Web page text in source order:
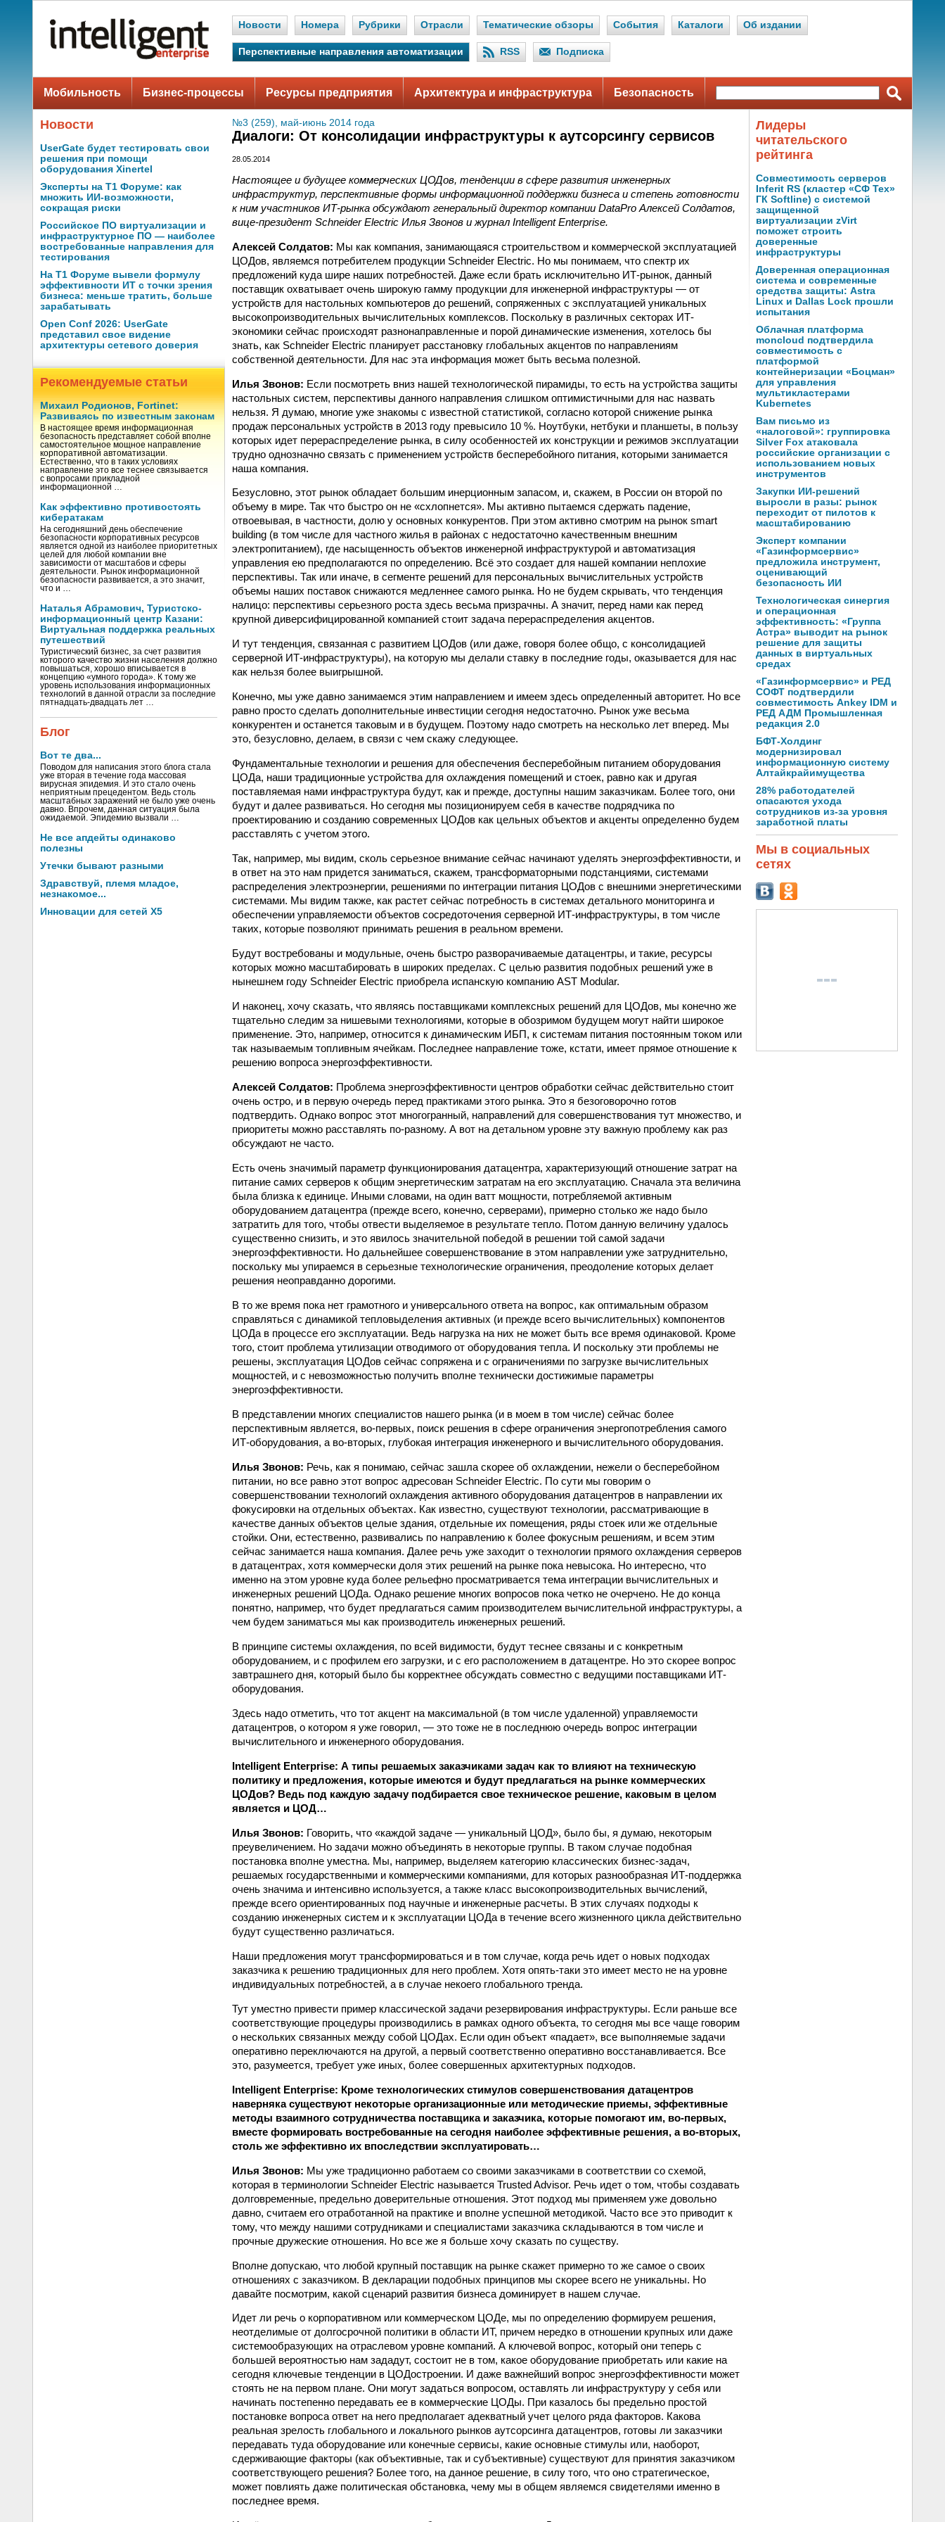
Новости Номера Рубрики Отрасли Тематические обзоры События Каталоги Об издании
Перспективные направления автоматизации RSS Подписка
Мобильность Бизнес-процессы Ресурсы предприятия Архитектура и инфраструктура Безопасность
Новости
UserGate будет тестировать свои
решения при помощи
оборудования Xinertel
Эксперты на Т1 Форуме: как
множить ИИ-возможности,
сокращая риски
Российское ПО виртуализации и
инфраструктурное ПО — наиболее
востребованные направления для
тестирования
На Т1 Форуме вывели формулу
эффективности ИТ с точки зрения
бизнеса: меньше тратить, больше
зарабатывать
Open Conf 2026: UserGate
представил свое видение
архитектуры сетевого доверия
Рекомендуемые статьи
Михаил Родионов, Fortinet:
Развиваясь по известным законам
В настоящее время информационная
безопасность представляет собой вполне
самостоятельное мощное направление
корпоративной автоматизации.
Естественно, что в таких условиях
направление это все теснее связывается
с вопросами прикладной
информационной …
Как эффективно противостоять
кибератакам
На сегодняшний день обеспечение
безопасности корпоративных ресурсов
является одной из наиболее приоритетных
целей для любой компании вне
зависимости от масштабов и сферы
деятельности. Рынок информационной
безопасности развивается, а это значит,
что и …
Наталья Абрамович, Туристско-
информационный центр Казани:
Виртуальная поддержка реальных
путешествий
Туристический бизнес, за счет развития
которого качество жизни населения должно
повышаться, хорошо вписывается в
концепцию «умного города». К тому же
уровень использования информационных
технологий в данной отрасли за последние
пятнадцать-двадцать лет …
Блог
Вот те два...
Поводом для написания этого блога стала
уже вторая в течение года массовая
вирусная эпидемия. И это стало очень
неприятным прецедентом. Ведь столь
масштабных заражений не было уже очень
давно. Впрочем, данная ситуация была
ожидаемой. Эпидемию вызвали …
Не все апдейты одинаково
полезны
Утечки бывают разными
Здравствуй, племя младое,
незнакомое...
Инновации для сетей X5
№3 (259), май-июнь 2014 года
Диалоги: От консолидации инфраструктуры к аутсорсингу сервисов
28.05.2014
Настоящее и будущее коммерческих ЦОДов, тенденции в сфере развития инженерных
инфраструктур, перспективные формы информационной поддержки бизнеса и степень готовности
к ним участников ИТ-рынка обсуждают генеральный директор компании DataPro Алексей Солдатов,
вице-президент Schneider Electric Илья Звонов и журнал Intelligent Enterprise.
Алексей Солдатов: Мы как компания, занимающаяся строительством и коммерческой эксплуатацией
ЦОДов, являемся потребителем продукции Schneider Electric. Но мы понимаем, что спектр их
предложений куда шире наших потребностей. Даже если брать исключительно ИТ-рынок, данный
поставщик охватывает очень широкую гамму продукции для инженерной инфраструктуры — от
устройств для настольных компьютеров до решений, сопряженных с эксплуатацией уникальных
высокопроизводительных вычислительных комплексов. Поскольку в различных секторах ИТ-
экономики сейчас происходят разнонаправленные и порой динамические изменения, хотелось бы
знать, как Schneider Electric планирует расстановку глобальных акцентов по направлениям
собственной деятельности. Для нас эта информация может быть весьма полезной.
Илья Звонов: Если посмотреть вниз нашей технологической пирамиды, то есть на устройства защиты
настольных систем, перспективы данного направления слишком оптимистичными для нас назвать
нельзя. Я думаю, многие уже знакомы с известной статистикой, согласно которой снижение рынка
продаж персональных устройств в 2013 году превысило 10 %. Ноутбуки, нетбуки и планшеты, в пользу
которых идет перерас­пределение рынка, в силу особенностей их конструкции и режимов эксплуатации
трудно однозначно связать с применением устройств бесперебойного питания, которыми занимается
наша компания.
Безусловно, этот рынок обладает большим инерционным запасом, и, скажем, в России он второй по
объему в мире. Так что быстро он не «схлопнется». Мы активно пытаемся сдержать падение,
отвоевывая, в частности, долю у основных конкурентов. При этом активно смотрим на рынок smart
building (в том числе для частного жилья в районах с недостаточно качественным внешним
электропитанием), где насыщенность объектов инженерной инфраструктурой и автоматизация
управления ею предполагаются по определению. Всё это создает для нашей компании неплохие
перспективы. Так или иначе, в сегменте решений для персональных вычислительных устройств
объемы наших поставок снижаются медленнее самого рынка. Но не будем скрывать, что тенденция
налицо: перспективы серьезного роста здесь весьма призрачны. А значит, перед нами как перед
крупной диверсифицированной компанией стоит задача перераспределения акцентов.
И тут тенденция, связанная с развитием ЦОДов (или даже, говоря более общо, с консолидацией
серверной ИТ-инфраструктуры), на которую мы делали ставку в последние годы, оказывается для нас
как нельзя более выигрышной.
Конечно, мы уже давно занимаемся этим направлением и имеем здесь определенный авторитет. Но все
равно просто сделать дополнительные инвестиции сегодня недостаточно. Рынок уже весьма
конкурентен и останется таковым и в будущем. Поэтому надо смотреть на несколько лет вперед. Мы
это, безусловно, делаем, в связи с чем скажу следующее.
Фундаментальные технологии и решения для обеспечения бесперебойным питанием оборудования
ЦОДа, наши традиционные устройства для охлаждения помещений и стоек, равно как и другая
поставляемая нами инфраструктура будут, как и прежде, доступны нашим заказчикам. Более того, они
будут и далее развиваться. Но сегодня мы позиционируем себя в качестве подрядчика по
проектированию и созданию современных ЦОДов как цельных объектов и акценты определенно будем
расставлять с учетом этого.
Так, например, мы видим, сколь серьезное внимание сейчас начинают уделять энергоэффективности, и
в ответ на это нам придется заниматься, скажем, трансформаторными подстанциями, системами
распределения электроэнергии, решениями по интеграции питания ЦОДов с внешними энергетическими
системами. Мы видим также, как растет сейчас потребность в системах детального мониторинга и
обеспечении управляемости объектов сосредоточения серверной ИТ-инфраструктуры, в том числе
таких, которые позволяют принимать решения в реальном времени.
Будут востребованы и модульные, очень быстро разворачиваемые датацентры, и такие, ресурсы
которых можно масштабировать в широких пределах. С целью развития подобных решений уже в
нынешнем году Schneider Electric приобрела испанскую компанию AST Modular.
И наконец, хочу сказать, что являясь поставщиками комплексных решений для ЦОДов, мы конечно же
тщательно следим за нишевыми технологиями, которые в обозримом будущем могут найти широкое
применение. Это, например, относится к динамическим ИБП, к системам питания постоянным током или
так называемым топливным ячейкам. Последнее направление тоже, кстати, имеет прямое отношение к
решению вопроса энергоэффективности.
Алексей Солдатов: Проблема энергоэффективности центров обработки сейчас действительно стоит
очень остро, и в первую очередь перед практиками этого рынка. Это я безоговорочно готов
подтвердить. Однако вопрос этот многогранный, направлений для совершенствования тут множество, и
приоритеты можно расставлять по-разному. А вот на детальном уровне эту важную проблему как раз
обсуждают не часто.
Есть очень значимый параметр функционирования датацентра, характеризующий отношение затрат на
питание самих серверов к общим энергетическим затратам на его эксплуатацию. Сначала эта величина
была близка к единице. Иными словами, на один ватт мощности, потребляемой активным
оборудованием датацентра (прежде всего, конечно, серверами), примерно столько же надо было
затратить для того, чтобы отвести выделяемое в результате тепло. Потом данную величину удалось
существенно снизить, и это явилось значительной победой в решении той самой задачи
энергоэффективности. Но дальнейшее совершенствование в этом направлении уже затруднительно,
поскольку мы упираемся в серьезные технологические ограничения, преодоление которых делает
решения неоправданно дорогими.
В то же время пока нет грамотного и универсального ответа на вопрос, как оптимальным образом
справляться с динамикой тепловыделения активных (и прежде всего вычислительных) компонентов
ЦОДа в процессе его эксплуатации. Ведь нагрузка на них не может быть все время одинаковой. Кроме
того, стоит проблема утилизации отводимого от оборудования тепла. И поскольку эти проблемы не
решены, эксплуатация ЦОДов сейчас сопряжена и с ограничениями по загрузке вычислительных
мощностей, и с невозможностью получить вполне технически достижимые параметры
энергоэффективности.
В представлении многих специалистов нашего рынка (и в моем в том числе) сейчас более
перспективным является, во-первых, поиск решения в сфере ограничения энергопотребления самого
ИТ-оборудования, а во-вторых, глубокая интеграция инженерного и вычислительного оборудования.
Илья Звонов: Речь, как я понимаю, сейчас зашла скорее об охлаждении, нежели о бесперебойном
питании, но все равно этот вопрос адресован Schneider Electric. По сути мы говорим о
совершенствовании технологий охлаждения активного оборудования датацентров в направлении их
фокусировки на отдельных объектах. Как известно, существуют технологии, рассматривающие в
качестве данных объектов целые здания, отдельные их помещения, ряды стоек или же отдельные
стойки. Они, естественно, развивались по направлению к более фокусным решениям, и всем этим
сейчас занимается наша компания. Далее речь уже заходит о технологии прямого охлаждения серверов
в датацентрах, хотя коммерчески доля этих решений на рынке пока невысока. Но интересно, что
именно на этом уровне куда более рельефно просматривается тема интеграции вычислительных и
инженерных решений ЦОДа. Однако решение многих вопросов пока четко не очерчено. Не до конца
понятно, например, что будет предлагаться самим производителем вычислительной инфраструктуры, а
чем будем заниматься мы как производитель инженерных решений.
В принципе системы охлаждения, по всей видимости, будут теснее связаны и с конкретным
оборудованием, и с профилем его загрузки, и с его расположением в датацентре. Но это скорее вопрос
завтрашнего дня, который было бы корректнее обсуждать совместно с ведущими поставщиками ИТ-
оборудования.
Здесь надо отметить, что тот акцент на максимальной (в том числе удаленной) управляемости
датацентров, о котором я уже говорил, — это тоже не в последнюю очередь вопрос интеграции
вычислительного и инженерного оборудования.
Intelligent Enterprise: А типы решаемых заказчиками задач как то влияют на техническую
политику и предложения, которые имеются и будут предлагаться на рынке коммерческих
ЦОДов? Ведь под каждую задачу подбирается свое техническое решение, каковым в целом
является и ЦОД…
Илья Звонов: Говорить, что «каждой задаче — уникальный ЦОД», было бы, я думаю, некоторым
преувеличением. Но задачи можно объединять в некоторые группы. В таком случае подобная
постановка вполне уместна. Мы, например, выделяем категорию классических бизнес-задач,
решаемых государственными и коммерческими компаниями, для которых разнообразная ИТ-поддержка
очень значима и интенсивно используется, а также класс высокопроизводительных вычислений,
прежде всего ориентированных под научные и инженерные расчеты. В этих случаях подходы к
созданию инженерных систем и к эксплуатации ЦОДа в течение всего жизненного цикла действительно
будут существенно различаться.
Наши предложения могут трансформироваться и в том случае, когда речь идет о новых подходах
заказчика к решению традиционных для него проблем. Хотя опять-таки это имеет место не на уровне
индивидуальных потребностей, а в случае некоего глобального тренда.
Тут уместно привести пример классической задачи резервирования инфраструктуры. Если раньше все
соответствующие процедуры производились в рамках одного объекта, то сегодня мы все чаще говорим
о нескольких связанных между собой ЦОДах. Если один объект «падает», все выполняемые задачи
оперативно переключаются на другой, а первый соответственно оперативно восстанавливается. Все
это, разумеется, требует уже иных, более совершенных архитектурных подходов.
Intelligent Enterprise: Кроме технологических стимулов совершенствования датацентров
наверняка существуют некоторые организационные или методические приемы, эффективные
методы взаимного сотрудничества поставщика и заказчика, которые помогают им, во-первых,
вместе формировать востребованные на сегодня наиболее эффективные решения, а во-вторых,
столь же эффективно их впоследствии эксплуатировать…
Илья Звонов: Мы уже традиционно работаем со своими заказчиками в соответствии со схемой,
которая в терминологии Schneider Electric называется Trusted Advisor. Речь идет о том, чтобы создавать
долговременные, предельно доверительные отношения. Этот подход мы применяем уже довольно
давно, считаем его отработанной на практике и вполне успешной методикой. Часто все это приводит к
тому, что между нашими сотрудниками и специалистами заказчика складываются в том числе и
прочные дружеские отношения. Но все же я больше хочу сказать по существу.
Вполне допускаю, что любой крупный поставщик на рынке скажет примерно то же самое о своих
отношениях с заказчиком. В декларации подобных принципов мы скорее всего не уникальны. Но
давайте посмотрим, какой сценарий развития бизнеса доминирует в нашем случае.
Идет ли речь о корпоративном или коммерческом ЦОДе, мы по определению формируем решения,
неотделимые от долгосрочной политики в области ИТ, причем нередко в отношении крупных или даже
системообразующих на отраслевом уровне компаний. А ключевой вопрос, который они теперь с
большей вероятностью нам зададут, состоит не в том, какое оборудование приобретать или какие на
сегодня ключевые тенденции в ЦОДостроении. И даже важнейший вопрос энергоэффективности может
стоять не на первом плане. Они могут задаться вопросом, оставлять ли инфраструктуру у себя или
начинать постепенно передавать ее в коммерческие ЦОДы. При казалось бы предельно простой
постановке вопроса ответ на него предполагает адекватный учет целого ряда факторов. Какова
реальная зрелость глобального и локального рынков аутсорсинга датацентров, готовы ли заказчики
передавать туда оборудование или конечные сервисы, какие основные стимулы или, наоборот,
сдерживающие факторы (как объективные, так и субъективные) существуют для принятия заказчиком
соответствующего решения? Более того, на данное решение, в силу того, что оно стратегическое,
может повлиять даже политическая обстановка, чему мы в общем являемся свидетелями именно в
последнее время.
Лидеры
читательского
рейтинга
Совместимость серверов
Inferit RS (кластер «СФ Тех»
ГК Softline) с системой
защищенной
виртуализации zVirt
поможет строить
доверенные
инфраструктуры
Доверенная операционная
система и современные
средства защиты: Astra
Linux и Dallas Lock прошли
испытания
Облачная платформа
moncloud подтвердила
совместимость с
платформой
контейнеризации «Боцман»
для управления
мультикластерами
Kubernetes
Вам письмо из
«налоговой»: группировка
Silver Fox атаковала
российские организации с
использованием новых
инструментов
Закупки ИИ-решений
выросли в разы: рынок
переходит от пилотов к
масштабированию
Эксперт компании
«Газинформсервис»
предложила инструмент,
оценивающий
безопасность ИИ
Технологическая синергия
и операционная
эффективность: «Группа
Астра» выводит на рынок
решение для защиты
данных в виртуальных
средах
«Газинформсервис» и РЕД
СОФТ подтвердили
совместимость Ankey IDM и
РЕД АДМ Промышленная
редакция 2.0
БФТ-Холдинг
модернизировал
информационную систему
Алтайкрайимущества
28% работодателей
опасаются ухода
сотрудников из-за уровня
заработной платы
Мы в социальных
сетях